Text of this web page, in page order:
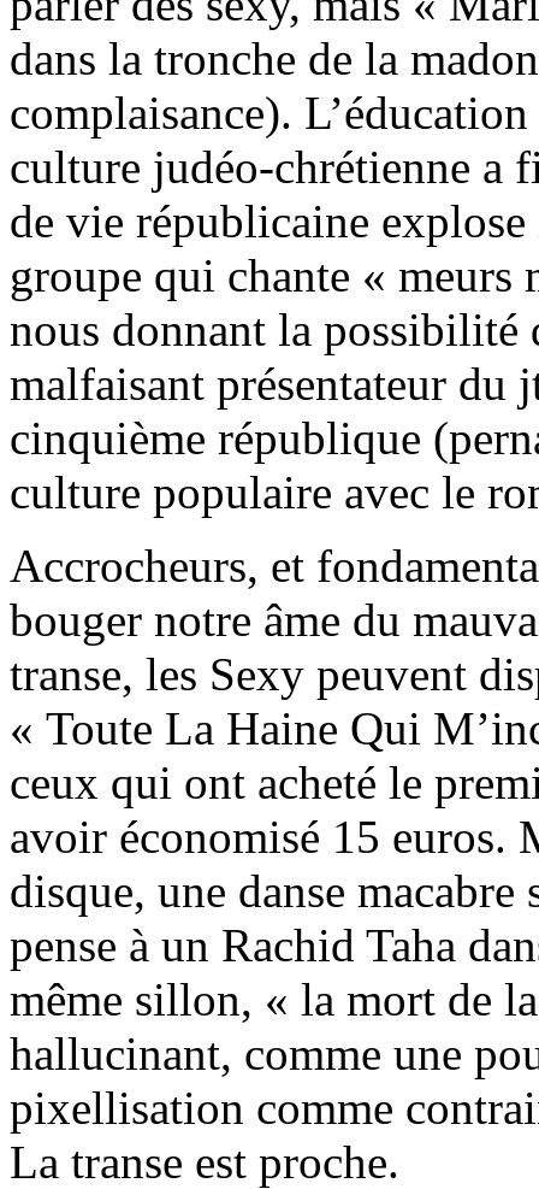
dans la tronche de la
complaisance).
culture judéo-chrétienne a
de vie républicaine
groupe qui chante « meurs
nous donnant la possibilité
malfaisant présentateur du
cinquième république
culture populaire avec le
Accrocheurs, et
bouger notre âme du
transe, les Sexy peuvent
« Toute La Haine Qui
ceux qui ont acheté le
avoir économisé 15 euros.
disque, une danse
pense à un Rachid Taha
même sillon, « la mort de
hallucinant, comme une
pixellisation comme
La transe est proche.